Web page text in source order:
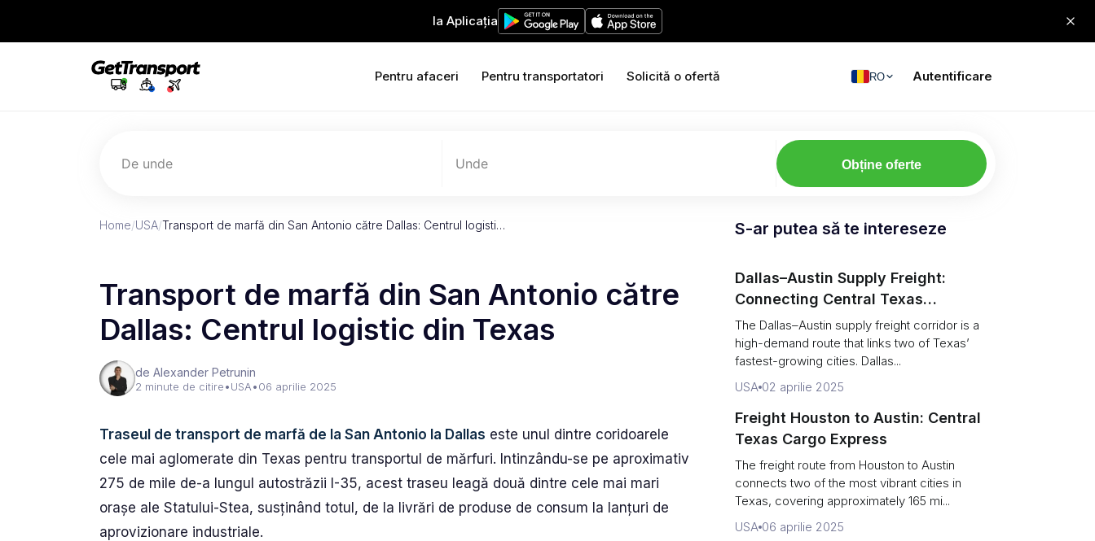
Ia Aplicația
Pentru afaceri Pentru transportatori Solicită o ofertă RO Autentificare
De unde Unde Obține oferte
Home/USA/Transport de marfă din San Antonio către Dallas: Centrul logisti…
Transport de marfă din San Antonio către
Dallas: Centrul logistic din Texas
de Alexander Petrunin
2 minute de citire•USA•06 aprilie 2025
Traseul de transport de marfă de la San Antonio la Dallas este unul dintre coridoarele
cele mai aglomerate din Texas pentru transportul de mărfuri. Intinzându-se pe aproximativ
275 de mile de-a lungul autostrăzii I-35, acest traseu leagă două dintre cele mai mari
orașe ale Statului-Stea, susținând totul, de la livrări de produse de consum la lanțuri de
aprovizionare industriale.
S-ar putea să te intereseze
Dallas–Austin Supply Freight:
Connecting Central Texas
Warehouses
The Dallas–Austin supply freight corridor is a
high-demand route that links two of Texas’
fastest-growing cities. Dallas...
USA 02 aprilie 2025
Freight Houston to Austin: Central
Texas Cargo Express
The freight route from Houston to Austin
connects two of the most vibrant cities in
Texas, covering approximately 165 mi...
USA 06 aprilie 2025